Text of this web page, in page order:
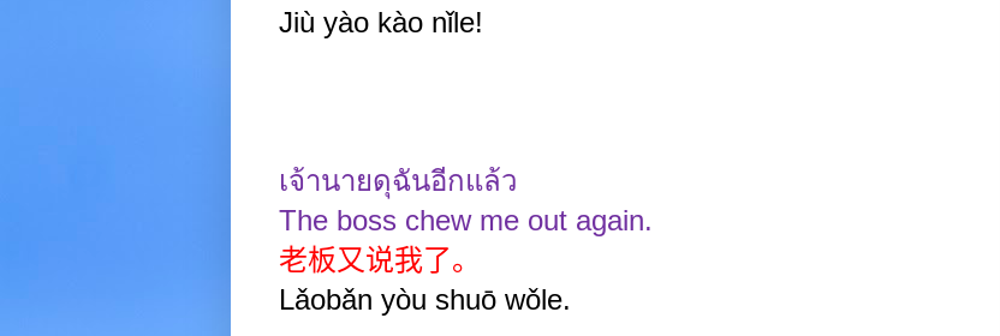
Jiù yào kào nǐle!
เจ้านายดุฉันอีกแล้ว
The boss chew me out again.
老板又说我了。
Lǎobǎn yòu shuō wǒle.